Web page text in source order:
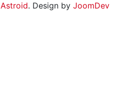
Astroid. Design by JoomDev